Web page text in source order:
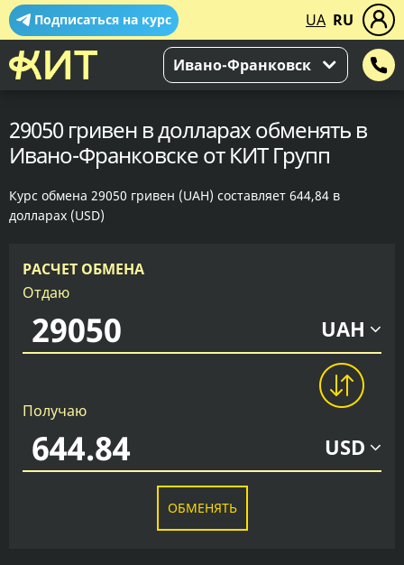
Подписаться на курс UA RU
Ивано-Франковск
29050 гривен в долларах обменять в
Ивано-Франковске от КИТ Групп
Курс обмена 29050 гривен (UAH) составляет 644,84 в
долларах (USD)
РАСЧЕТ ОБМЕНА
Отдаю
UAH
Получаю
USD
ОБМЕНЯТЬ